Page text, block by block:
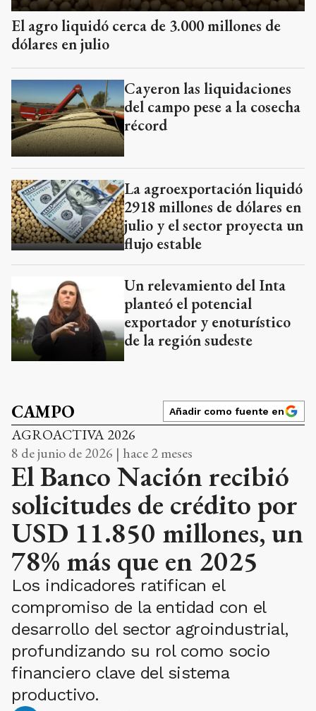
El agro liquidó cerca de 3.000 millones de
dólares en julio
Cayeron las liquidaciones
del campo pese a la cosecha
récord
La agroexportación liquidó
2918 millones de dólares en
julio y el sector proyecta un
flujo estable
Un relevamiento del Inta
planteó el potencial
exportador y enoturístico
de la región sudeste
CAMPO Añadir como fuente en
AGROACTIVA 2026
8 de junio de 2026 | hace 2 meses
El Banco Nación recibió
solicitudes de crédito por
USD 11.850 millones, un
78% más que en 2025
Los indicadores ratifican el
compromiso de la entidad con el
desarrollo del sector agroindustrial,
profundizando su rol como socio
financiero clave del sistema
productivo.